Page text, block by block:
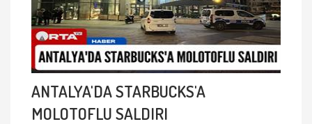
ANTALYA'DA STARBUCKS'A
MOLOTOFLU SALDIRI